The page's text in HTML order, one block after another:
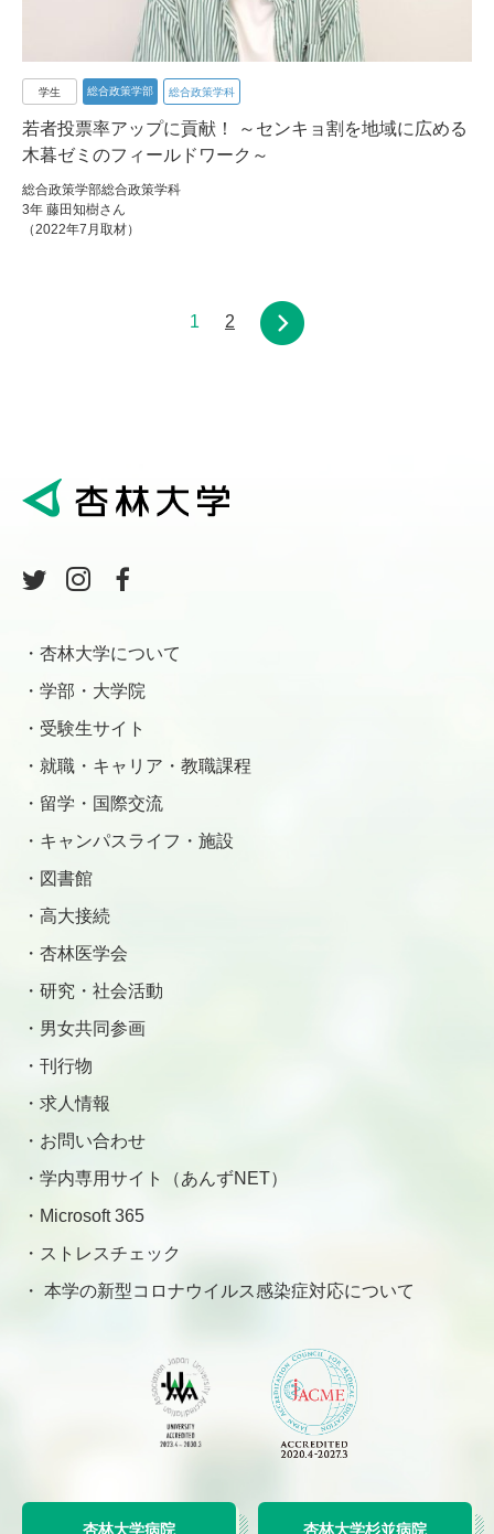
学生 総合政策学部 総合政策学科
若者投票率アップに貢献！ ～センキョ割を地域に広める
木暮ゼミのフィールドワーク～
総合政策学部総合政策学科
3年 藤田知樹さん
（2022年7月取材）
1 2
杏林大学について
学部・大学院
受験生サイト
就職・キャリア・教職課程
留学・国際交流
キャンパスライフ・施設
図書館
高大接続
杏林医学会
研究・社会活動
男女共同参画
刊行物
求人情報
お問い合わせ
学内専用サイト（あんずNET）
Microsoft 365
ストレスチェック
本学の新型コロナウイルス感染症対応について
杏林大学病院 杏林大学杉並病院